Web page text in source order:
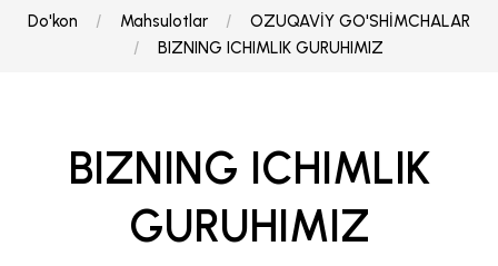
Do'kon Mahsulotlar
OZUQAVİY GO'SHİMCHALAR
BIZNING ICHIMLIK GURUHIMIZ
BIZNING ICHIMLIK
GURUHIMIZ